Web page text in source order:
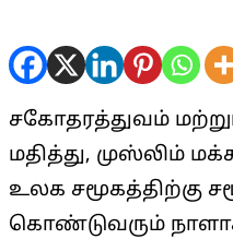
சகோதரத்துவம்
மதித்து, முஸ்லிம்
உலக சமூகத்திற்கு
கொண்டுவரும்